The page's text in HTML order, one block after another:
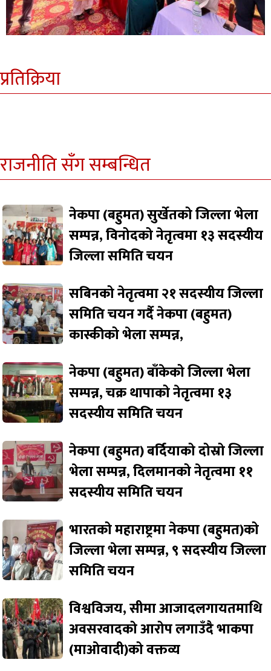
प्रतिक्रिया
राजनीति सँग सम्बन्धित
नेकपा (बहुमत) सुर्खेतको जिल्ला भेला
सम्पन्न, विनोदको नेतृत्वमा १३ सदस्यीय
जिल्ला समिति चयन
सबिनको नेतृत्वमा २१ सदस्यीय जिल्ला
समिति चयन गर्दै नेकपा (बहुमत)
कास्कीको भेला सम्पन्न,
नेकपा (बहुमत) बाँकेको जिल्ला भेला
सम्पन्न, चक्र थापाको नेतृत्वमा १३
सदस्यीय समिति चयन
नेकपा (बहुमत) बर्दियाको दोस्रो जिल्ला
भेला सम्पन्न, दिलमानको नेतृत्वमा ११
सदस्यीय समिति चयन
भारतको महाराष्ट्रमा नेकपा (बहुमत)को
जिल्ला भेला सम्पन्न, ९ सदस्यीय जिल्ला
समिति चयन
विश्वविजय, सीमा आजादलगायतमाथि
अवसरवादको आरोप लगाउँदै भाकपा
(माओवादी)को वक्तव्य